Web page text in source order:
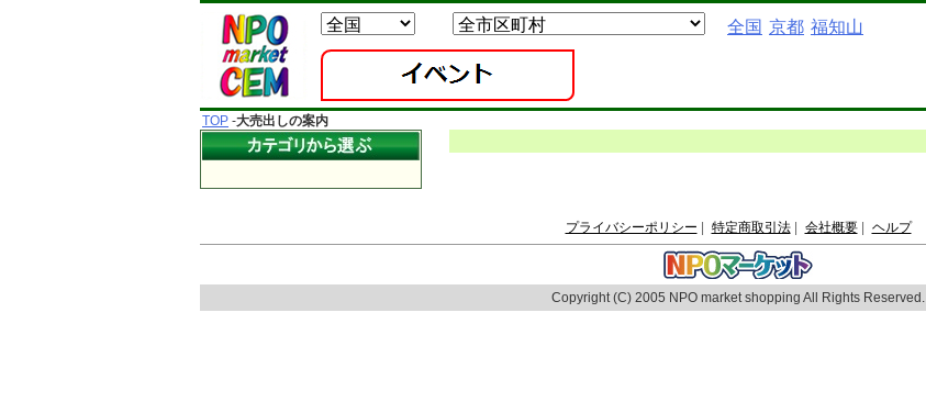
全国 京都 福知山
TOP -大売出しの案内
プライバシーポリシー 特定商取引法| 会社概要| ヘルプ
Copyright (C) 2005 NPO market shopping All Rights Reserved.